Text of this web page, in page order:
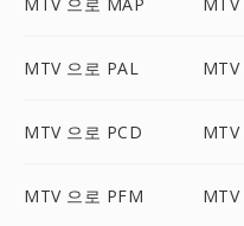
MTV 으로 PAL
MTV 으로 PCD MTV
MTV 으로 PFM